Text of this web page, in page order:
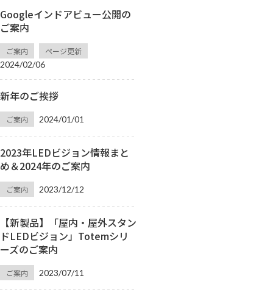
Googleインドアビュー公開の
ご案内
ご案内
ページ更新
2024/02/06
新年のご挨拶
ご案内 2024/01/01
2023年LEDビジョン情報まと
め＆2024年のご案内
ご案内 2023/12/12
【新製品】「屋内・屋外スタン
ドLEDビジョン」Totemシリ
ーズのご案内
ご案内 2023/07/11